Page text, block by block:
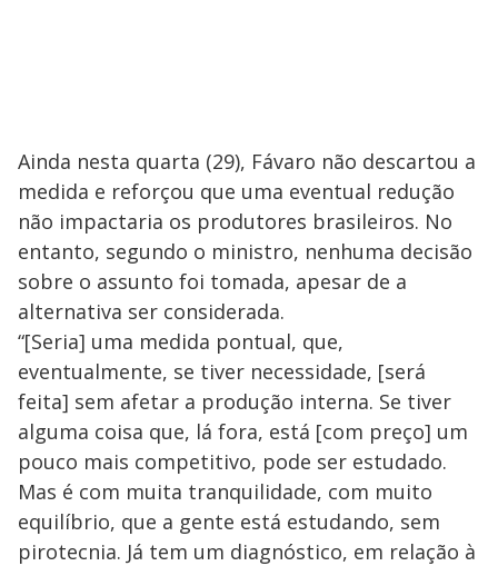
Ainda nesta quarta (29), Fávaro não descartou a
medida e reforçou que uma eventual redução
não impactaria os produtores brasileiros. No
entanto, segundo o ministro, nenhuma decisão
sobre o assunto foi tomada, apesar de a
alternativa ser considerada.
“[Seria] uma medida pontual, que,
eventualmente, se tiver necessidade, [será
feita] sem afetar a produção interna. Se tiver
alguma coisa que, lá fora, está [com preço] um
pouco mais competitivo, pode ser estudado.
Mas é com muita tranquilidade, com muito
equilíbrio, que a gente está estudando, sem
pirotecnia. Já tem um diagnóstico, em relação à